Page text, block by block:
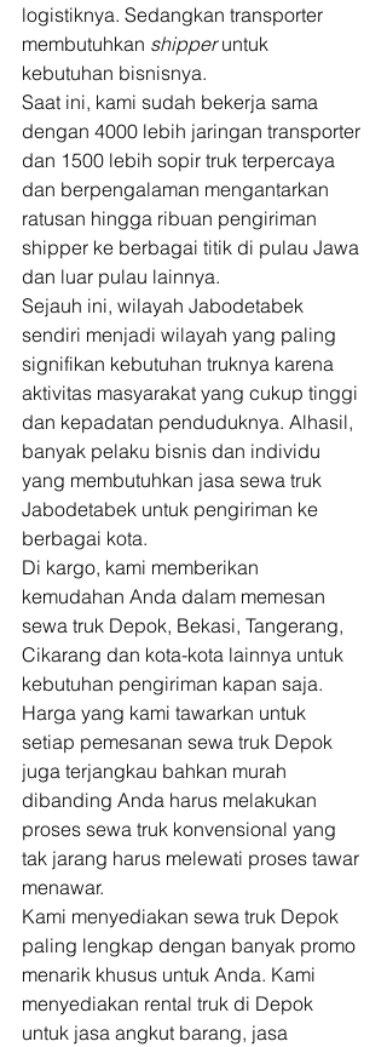
logistiknya. Sedangkan transporter
membutuhkan shipper untuk
kebutuhan bisnisnya.
Saat ini, kami sudah bekerja sama
dengan 4000 lebih jaringan transporter
dan 1500 lebih sopir truk terpercaya
dan berpengalaman mengantarkan
ratusan hingga ribuan pengiriman
shipper ke berbagai titik di pulau Jawa
dan luar pulau lainnya.
Sejauh ini, wilayah Jabodetabek
sendiri menjadi wilayah yang paling
signifikan kebutuhan truknya karena
aktivitas masyarakat yang cukup tinggi
dan kepadatan penduduknya. Alhasil,
banyak pelaku bisnis dan individu
yang membutuhkan jasa sewa truk
Jabodetabek untuk pengiriman ke
berbagai kota.
Di kargo, kami memberikan
kemudahan Anda dalam memesan
sewa truk Depok, Bekasi, Tangerang,
Cikarang dan kota-kota lainnya untuk
kebutuhan pengiriman kapan saja.
Harga yang kami tawarkan untuk
setiap pemesanan sewa truk Depok
juga terjangkau bahkan murah
dibanding Anda harus melakukan
proses sewa truk konvensional yang
tak jarang harus melewati proses tawar
menawar.
Kami menyediakan sewa truk Depok
paling lengkap dengan banyak promo
menarik khusus untuk Anda. Kami
menyediakan rental truk di Depok
untuk jasa angkut barang, jasa